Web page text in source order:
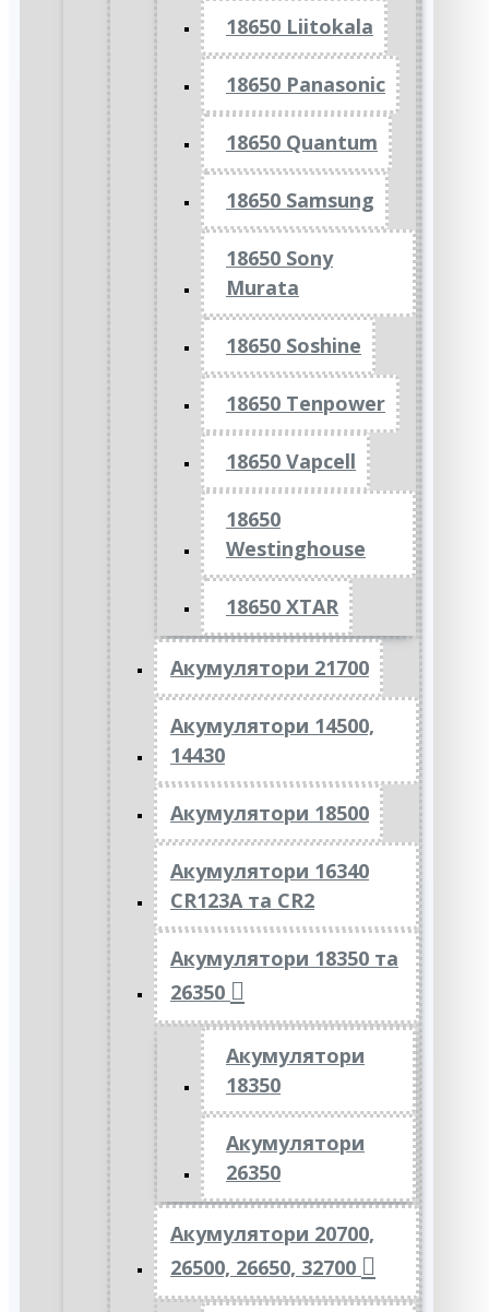
18650 Liitokala
18650 Panasonic
18650 Quantum
18650 Samsung
18650 Sony
Murata
18650 Soshine
18650 Tenpower
18650 Vapcell
18650
Westinghouse
18650 XTAR
Акумулятори 21700
Акумулятори 14500,
14430
Акумулятори 18500
Акумулятори 16340
CR123A та CR2
Акумулятори 18350 та
26350
Акумулятори
18350
Акумулятори
26350
Акумулятори 20700,
26500, 26650, 32700